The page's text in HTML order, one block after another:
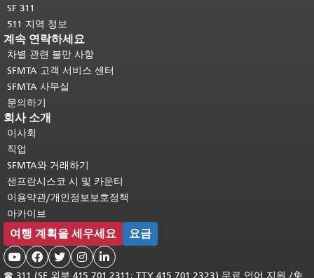
SF 311
511 지역 정보
계속 연락하세요
차별 관련 불만 사항
SFMTA 고객 서비스 센터
SFMTA 사무실
문의하기
회사 소개
이사회
직업
SFMTA와 거래하기
샌프란시스코 시 및 카운티
이용약관/개인정보보호정책
아카이브
여행 계획을 세우세요 요금
    
☎ 311 (SF 외부 415.701.2311; TTY 415.701.2323) 무료 언어 지원 /免